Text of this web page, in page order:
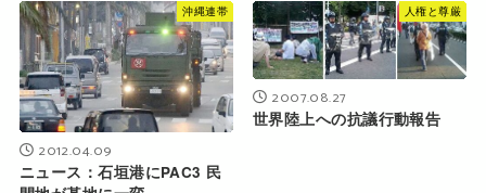
沖縄連帯
2012.04.09
ニュース：石垣港にPAC3 民
人権と尊厳
2007.08.27
世界陸上への抗議行動報告